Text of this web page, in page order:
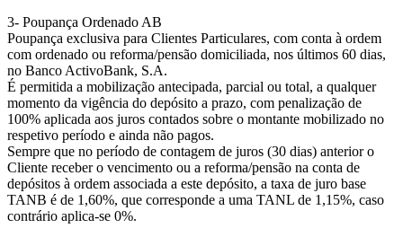
3- Poupança Ordenado AB
Poupança exclusiva para Clientes Particulares, com conta à ordem
com ordenado ou reforma/pensão domiciliada, nos últimos 60 dias,
no Banco ActivoBank, S.A.
É permitida a mobilização antecipada, parcial ou total, a qualquer
momento da vigência do depósito a prazo, com penalização de
100% aplicada aos juros contados sobre o montante mobilizado no
respetivo período e ainda não pagos.
Sempre que no período de contagem de juros (30 dias) anterior o
Cliente receber o vencimento ou a reforma/pensão na conta de
depósitos à ordem associada a este depósito, a taxa de juro base
TANB é de 1,60%, que corresponde a uma TANL de 1,15%, caso
contrário aplica-se 0%.